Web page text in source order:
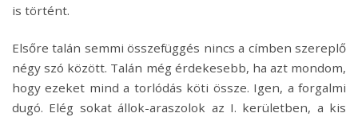
is történt.
Elsőre talán semmi összefüggés nincs a címben szereplő
négy szó között. Talán még érdekesebb, ha azt mondom,
hogy ezeket mind a torlódás köti össze. Igen, a forgalmi
dugó. Elég sokat állok-araszolok az I. kerületben, a kis